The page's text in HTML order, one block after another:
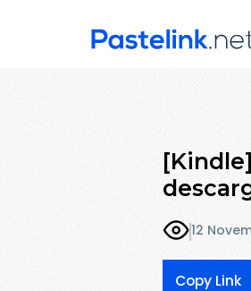
[Kindle]
12
Copy Link